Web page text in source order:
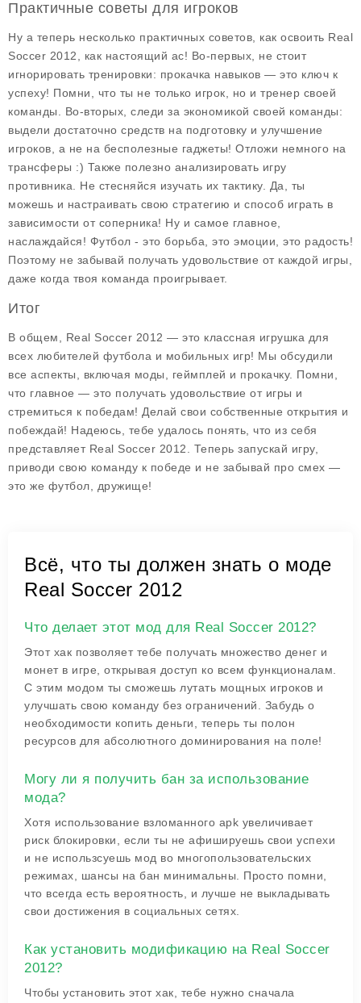
Практичные советы для игроков
Ну а теперь несколько практичных советов, как освоить Real
Soccer 2012, как настоящий ас! Во-первых, не стоит
игнорировать тренировки: прокачка навыков — это ключ к
успеху! Помни, что ты не только игрок, но и тренер своей
команды. Во-вторых, следи за экономикой своей команды:
выдели достаточно средств на подготовку и улучшение
игроков, а не на бесполезные гаджеты! Отложи немного на
трансферы :) Также полезно анализировать игру
противника. Не стесняйся изучать их тактику. Да, ты
можешь и настраивать свою стратегию и способ играть в
зависимости от соперника! Ну и самое главное,
наслаждайся! Футбол - это борьба, это эмоции, это радость!
Поэтому не забывай получать удовольствие от каждой игры,
даже когда твоя команда проигрывает.
Итог
В общем, Real Soccer 2012 — это классная игрушка для
всех любителей футбола и мобильных игр! Мы обсудили
все аспекты, включая моды, геймплей и прокачку. Помни,
что главное — это получать удовольствие от игры и
стремиться к победам! Делай свои собственные открытия и
побеждай! Надеюсь, тебе удалось понять, что из себя
представляет Real Soccer 2012. Теперь запускай игру,
приводи свою команду к победе и не забывай про смех —
это же футбол, дружище!
Всё, что ты должен знать о моде
Real Soccer 2012
Что делает этот мод для Real Soccer 2012?
Этот хак позволяет тебе получать множество денег и
монет в игре, открывая доступ ко всем функционалам.
С этим модом ты сможешь лутать мощных игроков и
улучшать свою команду без ограничений. Забудь о
необходимости копить деньги, теперь ты полон
ресурсов для абсолютного доминирования на поле!
Могу ли я получить бан за использование
мода?
Хотя использование взломанного apk увеличивает
риск блокировки, если ты не афишируешь свои успехи
и не использсуешь мод во многопользовательских
режимах, шансы на бан минимальны. Просто помни,
что всегда есть вероятность, и лучше не выкладывать
свои достижения в социальных сетях.
Как установить модификацию на Real Soccer
2012?
Чтобы установить этот хак, тебе нужно сначала